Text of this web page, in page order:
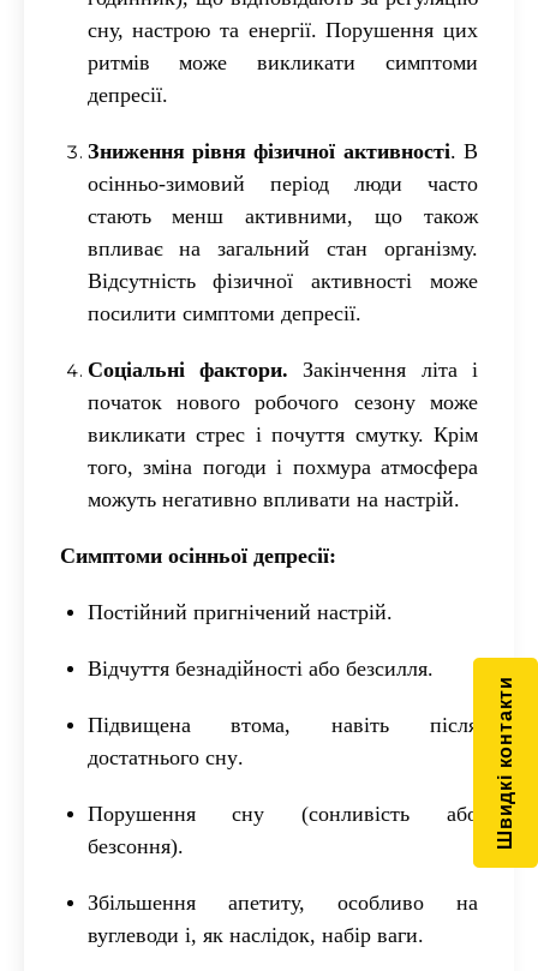
сну, настрою та енергії. Порушення цих
ритмів може викликати симптоми
депресії.
Зниження рівня фізичної активності. В
осінньо-зимовий період люди часто
стають менш активними, що також
впливає на загальний стан організму.
Відсутність фізичної активності може
посилити симптоми депресії.
Соціальні фактори. Закінчення літа і
початок нового робочого сезону може
викликати стрес і почуття смутку. Крім
того, зміна погоди і похмура атмосфера
можуть негативно впливати на настрій.
Симптоми осінньої депресії:
Постійний пригнічений настрій.
Відчуття безнадійності або безсилля.
Підвищена втома, навіть після
достатнього сну.
Порушення сну (сонливість або
безсоння).
Збільшення апетиту, особливо на
вуглеводи і, як наслідок, набір ваги.
Швидкі контакти